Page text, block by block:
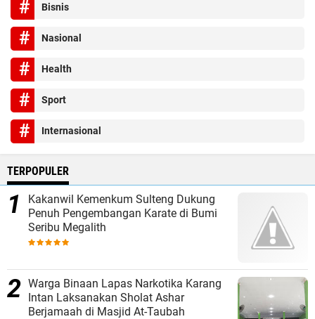
Bisnis
Nasional
Health
Sport
Internasional
TERPOPULER
Kakanwil Kemenkum Sulteng Dukung
Penuh Pengembangan Karate di Bumi
Seribu Megalith
Warga Binaan Lapas Narkotika Karang
Intan Laksanakan Sholat Ashar
Berjamaah di Masjid At-Taubah